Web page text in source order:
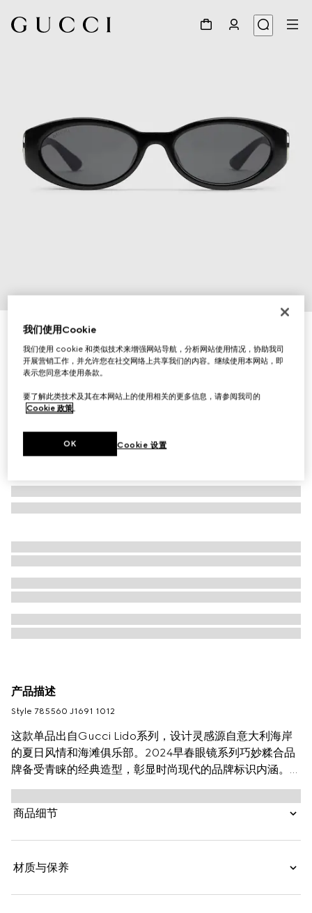
椭圆形镜框太阳眼镜
A$575
相关款式黑色
产品描述
Style ‎785560 J1691 1012
这款单品出自Gucci Lido系列，设计灵感源自意大利海岸
的夏日风情和海滩俱乐部。2024早春眼镜系列巧妙糅合品
牌备受青睐的经典造型，彰显时尚现代的品牌标识内涵。这
款眼镜匠心选用黑色椭圆形注塑镜框，巧妙搭配互扣式双G
镂空细节。
商品细节
材质与保养
我们使用Cookie
我们使用 cookie 和类似技术来增强网站导航，分析网站使用情况，协助我司
开展营销工作，并允许您在社交网络上共享我们的内容。继续使用本网站，即
表示您同意本使用条款。
要了解此类技术及其在本网站上的使用相关的更多信息，请参阅我司的
Cookie 政策。
Cookie 设置
OK